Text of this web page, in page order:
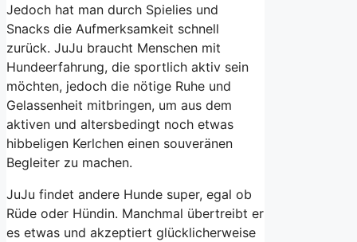
Jedoch hat man durch Spielies und
Snacks die Aufmerksamkeit schnell
zurück. JuJu braucht Menschen mit
Hundeerfahrung, die sportlich aktiv sein
möchten, jedoch die nötige Ruhe und
Gelassenheit mitbringen, um aus dem
aktiven und altersbedingt noch etwas
hibbeligen Kerlchen einen souveränen
Begleiter zu machen.
JuJu findet andere Hunde super, egal ob
Rüde oder Hündin. Manchmal übertreibt er
es etwas und akzeptiert glücklicherweise